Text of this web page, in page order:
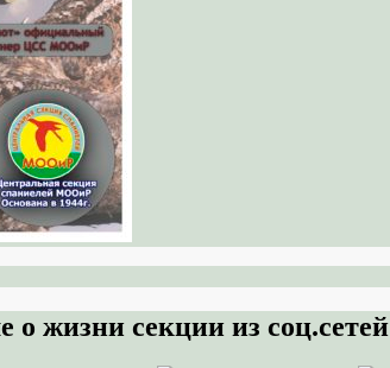
о жизни секции из соц.сетей